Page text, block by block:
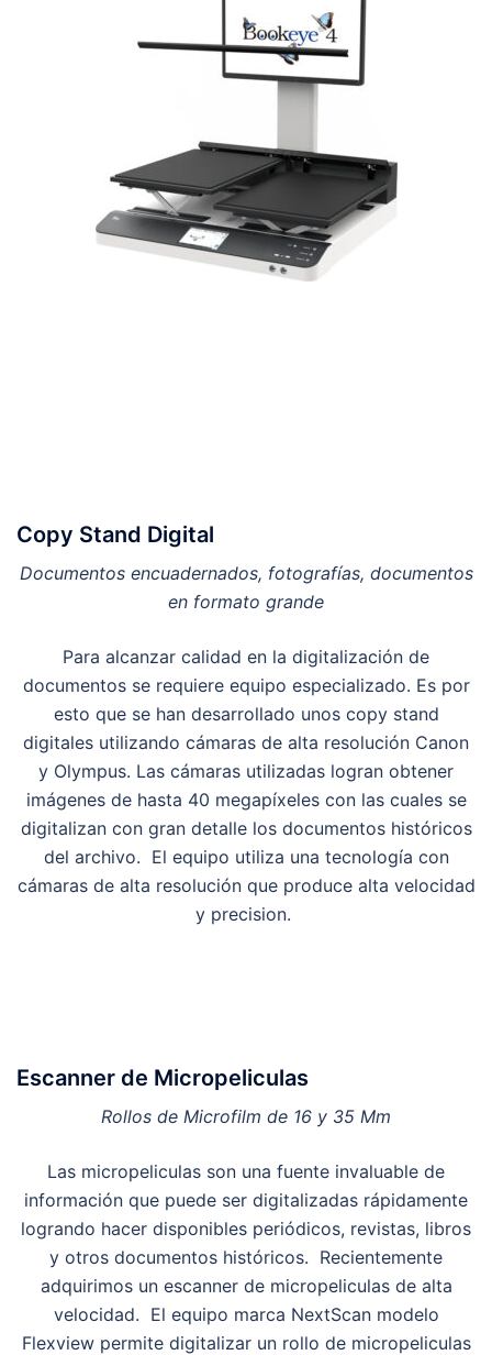
Copy Stand Digital
Documentos encuadernados, fotografías, documentos
en formato grande
Para alcanzar calidad en la digitalización de
documentos se requiere equipo especializado. Es por
esto que se han desarrollado unos copy stand
digitales utilizando cámaras de alta resolución Canon
y Olympus. Las cámaras utilizadas logran obtener
imágenes de hasta 40 megapíxeles con las cuales se
digitalizan con gran detalle los documentos históricos
del archivo. El equipo utiliza una tecnología con
cámaras de alta resolución que produce alta velocidad
y precision.
Escanner de Micropeliculas
Rollos de Microfilm de 16 y 35 Mm
Las micropeliculas son una fuente invaluable de
información que puede ser digitalizadas rápidamente
logrando hacer disponibles periódicos, revistas, libros
y otros documentos históricos. Recientemente
adquirimos un escanner de micropeliculas de alta
velocidad. El equipo marca NextScan modelo
Flexview permite digitalizar un rollo de micropeliculas